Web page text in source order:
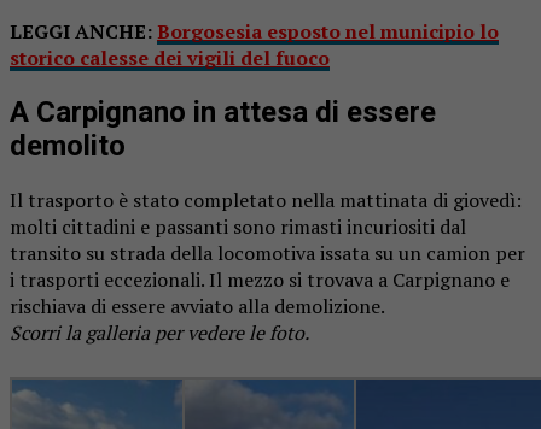
LEGGI ANCHE: Borgosesia esposto nel municipio lo
storico calesse dei vigili del fuoco
A Carpignano in attesa di essere
demolito
Il trasporto è stato completato nella mattinata di giovedì:
molti cittadini e passanti sono rimasti incuriositi dal
transito su strada della locomotiva issata su un camion per
i trasporti eccezionali. Il mezzo si trovava a Carpignano e
rischiava di essere avviato alla demolizione.
Scorri la galleria per vedere le foto.